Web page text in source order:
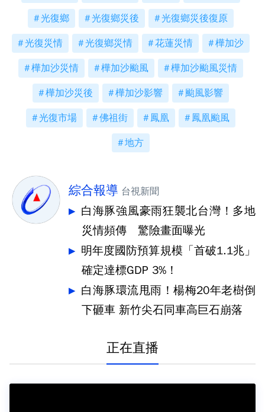
光復鄉 光復鄉災後 光復鄉災後復原
光復災情 光復鄉災情 花蓮災情 樺加沙
樺加沙災情 樺加沙颱風 樺加沙颱風災情
樺加沙災後 樺加沙影響 颱風影響
光復市場 佛祖街 鳳凰 鳳凰颱風
地方
綜合報導 台視新聞
白海豚強風豪雨狂襲北台灣！多地
災情頻傳 驚險畫面曝光
明年度國防預算規模「首破1.1兆」
確定達標GDP 3%！
白海豚環流甩雨！楊梅20年老樹倒
下砸車 新竹尖石同車高巨石崩落
正在直播